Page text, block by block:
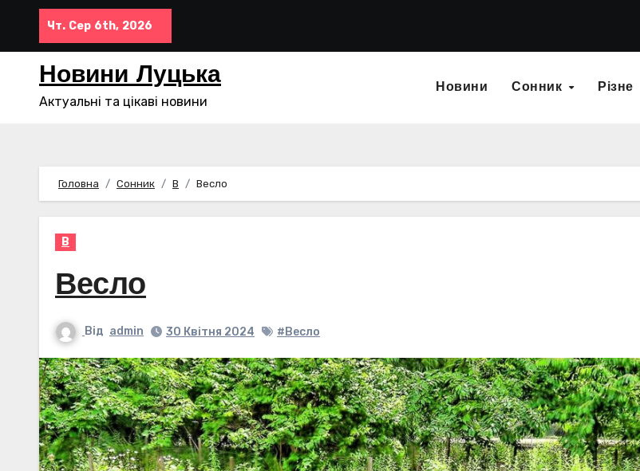
Перейти
контенту
Чт. Сер 6th, 2026
Новини Луцька
Актуальні та цікаві новини
Новини Сонник Різне
Головна Сонник В Весло
В
Весло
Від admin 30 Квітня 2024 #Весло